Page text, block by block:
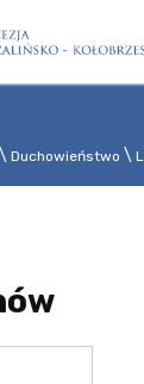
Duchowieństwo